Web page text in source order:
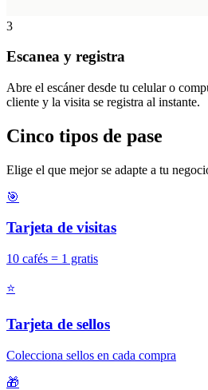
3
Escanea y registra
Abre el escáner desde tu celular o
cliente y la visita se registra al instante.
Cinco tipos de pase
Elige el que mejor se adapte a tu
🎯
Tarjeta de visitas
10 cafés = 1 gratis
⭐
Tarjeta de sellos
Colecciona sellos en cada compra
🎁